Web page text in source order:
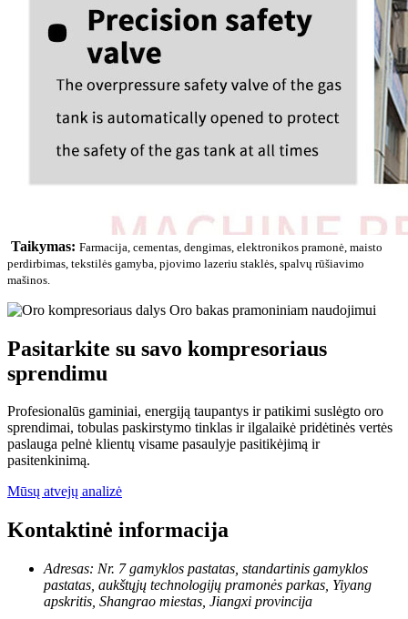
Taikymas: Farmacija, cementas, dengimas, elektronikos pramonė, maisto
perdirbimas, tekstilės gamyba, pjovimo lazeriu staklės, spalvų rūšiavimo
mašinos.
Pasitarkite su savo kompresoriaus
sprendimu
Profesionalūs gaminiai, energiją taupantys ir patikimi suslėgto oro
sprendimai, tobulas paskirstymo tinklas ir ilgalaikė pridėtinės vertės
paslauga pelnė klientų visame pasaulyje pasitikėjimą ir
pasitenkinimą.
Mūsų atvejų analizė
Kontaktinė informacija
Adresas: Nr. 7 gamyklos pastatas, standartinis gamyklos
pastatas, aukštųjų technologijų pramonės parkas, Yiyang
apskritis, Shangrao miestas, Jiangxi provincija